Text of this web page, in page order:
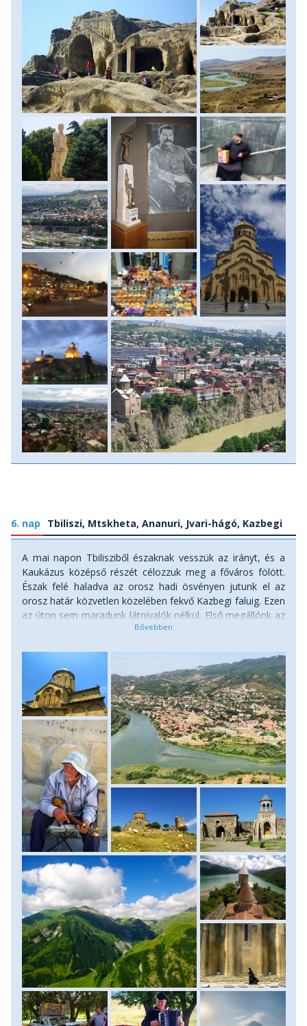
ismerkedhetünk a barátságos helyiekkel. Szállás: szálloda,
ellátás: reggeli.
6. nap Tbiliszi, Mtskheta, Ananuri, Jvari-hágó, Kazbegi
A mai napon Tbilisziből északnak vesszük az irányt, és a
Kaukázus középső részét célozzuk meg a főváros fölött.
Észak felé haladva az orosz hadi ösvényen jutunk el az
orosz határ közvetlen közelében fekvő Kazbegi faluig. Ezen
az úton sem maradunk látnivalók nélkül. Első megállónk az
i.e. V. században alapított Mtskheta, Grúzia egyik
folyó találkozásánál. Ez az ősi város 800 éven keresztül a
grúz birodalom fővárosa is volt. Mind a mai napig a grúz
kereszténység szíve, Grúzia ortodox kereszténységének
spirituális fővárosa. Tulajdonképpen egy múzeumvárost
láthatunk, mely az UNESCO világörökség része. Itt a város
katedrálisa és a Jvari templom a fő látványosságok, melyek
klasszikus példái a grúz tetragonális templomépítészetnek.
A VI. századi Svetitskhoveli-székesegyház a Grúz Ortodox
Egyház központja és az ország második legnagyobb
egyházi épülete. A 327-ben alapított Jvari-kolostor pedig az
ország legszentebb helye, melyet 1994-ben a Világörökség
részévé nyilvánították, majd 2009-ben sajnos felkerült a
veszélyeztetett világörökségi helyszínek listájára. Folytatva
utunkat megállunk a XVII. századi Ananuri templom és erőd
együttesénél, ahol a templomokon látható domborművek
kitűnő példái az ősi grúz képzőművészetnek. S
természetesen megállunk a Jvari-hágónál is, 2379 méter
magasan, ahonnan egy lélegzetelállítóan szép völgy tárul
szemünk elé. Este érkezünk meg Kazbegi falujába. Szállás:
szálloda, ellátás: reggeli és vacsora.